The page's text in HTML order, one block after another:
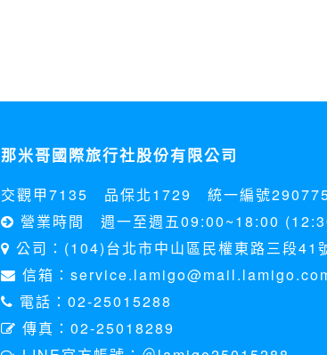
那米哥國際旅行社股份有限公司
交觀甲7135 品保北1729 統一編號
營業時間 週一至週五09:00~18:00
公司：(104)台北市中山區民權東路三段41
信箱：
電話：02-25015288
傳真：02-25018289